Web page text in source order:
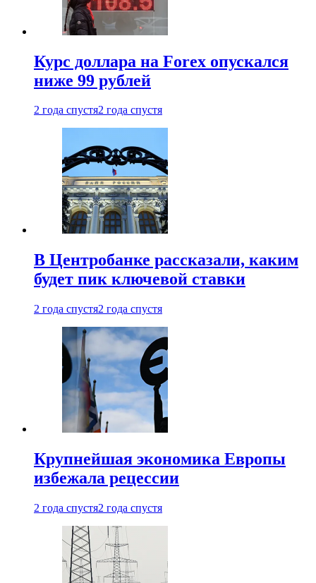
Курс доллара на Forex опускался
ниже 99 рублей
2 года спустя2 года спустя
В Центробанке рассказали, каким
будет пик ключевой ставки
2 года спустя2 года спустя
Крупнейшая экономика Европы
избежала рецессии
2 года спустя2 года спустя